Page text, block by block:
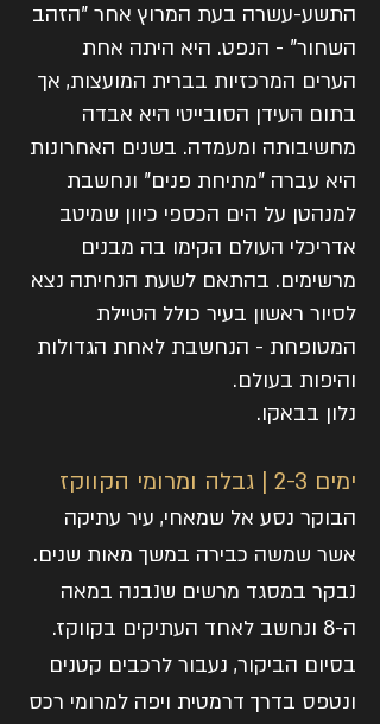
התשע-עשרה בעת המרוץ אחר "הזהב
השחור" - הנפט. היא היתה אחת
הערים המרכזיות בברית המועצות, אך
בתום העידן הסובייטי היא אבדה
מחשיבותה ומעמדה. בשנים האחרונות
היא עברה "מתיחת פנים" ונחשבת
למנהטן על הים הכספי כיוון שמיטב
אדריכלי העולם הקימו בה מבנים
מרשימים. בהתאם לשעת הנחיתה נצא
לסיור ראשון בעיר כולל הטיילת
המטופחת - הנחשבת לאחת הגדולות
והיפות בעולם.
נלון בבאקו.
ימים 2-3 | גבלה ומרומי הקווקז
הבוקר נסע אל שמאחי, עיר עתיקה
אשר שמשה כבירה במשך מאות שנים.
נבקר במסגד מרשים שנבנה במאה
ה-8 ונחשב לאחד העתיקים בקווקז.
בסיום הביקור, נעבור לרכבים קטנים
ונטפס בדרך דרמטית ויפה למרומי רכס